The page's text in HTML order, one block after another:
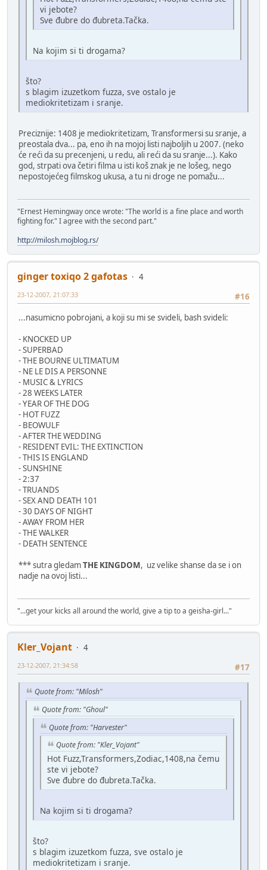
vi jebote?
Sve đubre do đubreta.Tačka.
Na kojim si ti drogama?
što?
s blagim izuzetkom fuzza, sve ostalo je
mediokritetizam i sranje.
Preciznije: 1408 je mediokritetizam, Transformersi su sranje, a
preostala dva... pa, eno ih na mojoj listi najboljih u 2007. (neko
će reći da su precenjeni, u redu, ali reći da su sranje...). Kako
god, strpati ova četiri filma u isti koš znak je ne lošeg, nego
nepostojećeg filmskog ukusa, a tu ni droge ne pomažu...
"Ernest Hemingway once wrote: "The world is a fine place and worth
fighting for." I agree with the second part."
http://milosh.mojblog.rs/
ginger toxiqo 2 gafotas
4
#16
23-12-2007, 21:07:33
...nasumicno pobrojani, a koji su mi se svideli, bash svideli:
- KNOCKED UP
- SUPERBAD
- THE BOURNE ULTIMATUM
- NE LE DIS A PERSONNE
- MUSIC & LYRICS
- 28 WEEKS LATER
- YEAR OF THE DOG
- HOT FUZZ
- BEOWULF
- AFTER THE WEDDING
- RESIDENT EVIL: THE EXTINCTION
- THIS IS ENGLAND
- SUNSHINE
- 2:37
- TRUANDS
- SEX AND DEATH 101
- 30 DAYS OF NIGHT
- AWAY FROM HER
- THE WALKER
- DEATH SENTENCE
*** sutra gledamTHE KINGDOM, uz velike shanse da se i on
nadje na ovoj listi...
"...get your kicks all around the world, give a tip to a geisha-girl..."
Kler_Vojant
4
#17
23-12-2007, 21:34:58
Quote from: "Milosh"
Quote from: "Ghoul"
Quote from: "Harvester"
Quote from: "Kler_Vojant"
Hot Fuzz,Transformers,Zodiac,1408,na čemu
ste vi jebote?
Sve đubre do đubreta.Tačka.
Na kojim si ti drogama?
što?
s blagim izuzetkom fuzza, sve ostalo je
mediokritetizam i sranje.